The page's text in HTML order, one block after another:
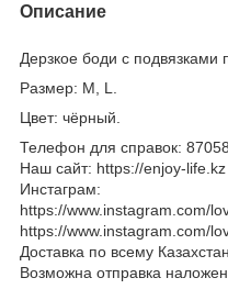
Описание
Дерзкое боди с подвязками
Размер: M L
Цвет: чёрный
Телефон для справок:
Наш сайт: https://enjoy-life.kz
Инстаграм:
https://www.instagram.com/
https://www.instagram.com/
Доставка по всему
Возможна отправка